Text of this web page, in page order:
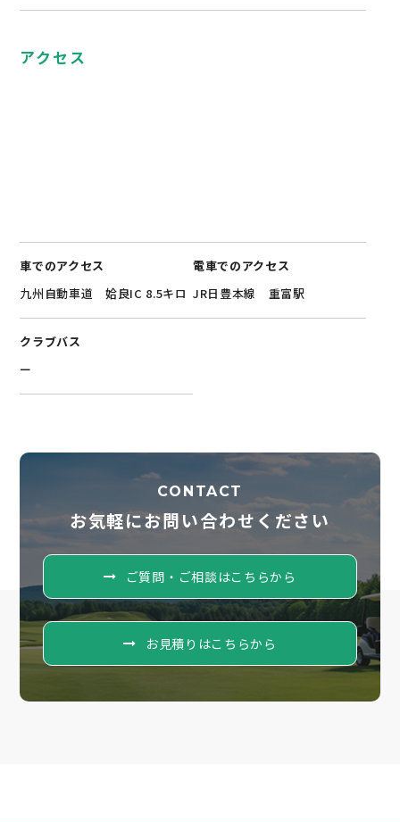
アクセス
車でのアクセス
九州自動車道 姶良IC 8.5キロ
電車でのアクセス
JR日豊本線 重富駅
クラブバス
ー
CONTACT
お気軽にお問い合わせください
ご質問・ご相談はこちらから
お見積りはこちらから